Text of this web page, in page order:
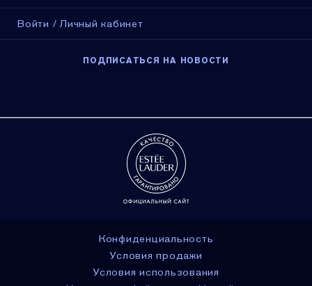
Войти / Личный кабинет
ПОДПИСАТЬСЯ НА НОВОСТИ
Конфиденциальность
Условия продажи
Условия использования